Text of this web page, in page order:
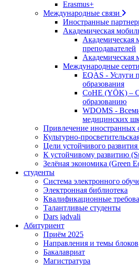
Erasmus+
Международные связи
Иностранные
Академическая
Академическая
преподавателей
Академическая
Международные
EQAS - Услуги
образования
CoHE (YÖK) –
образованию
WDOMS -
медицинских
Привлечение иностранных
Культурно-
Цели устойчивого
К устойчивому развитию
Зелёная экономика (Green
студенты
Система электронного
Электронная библиотека
Квалификационные
Талантливые студенты
Dars jadvali
Абитуриент
Приём 2025
Направления и темы блоков
Бакалавриат
Магистратура